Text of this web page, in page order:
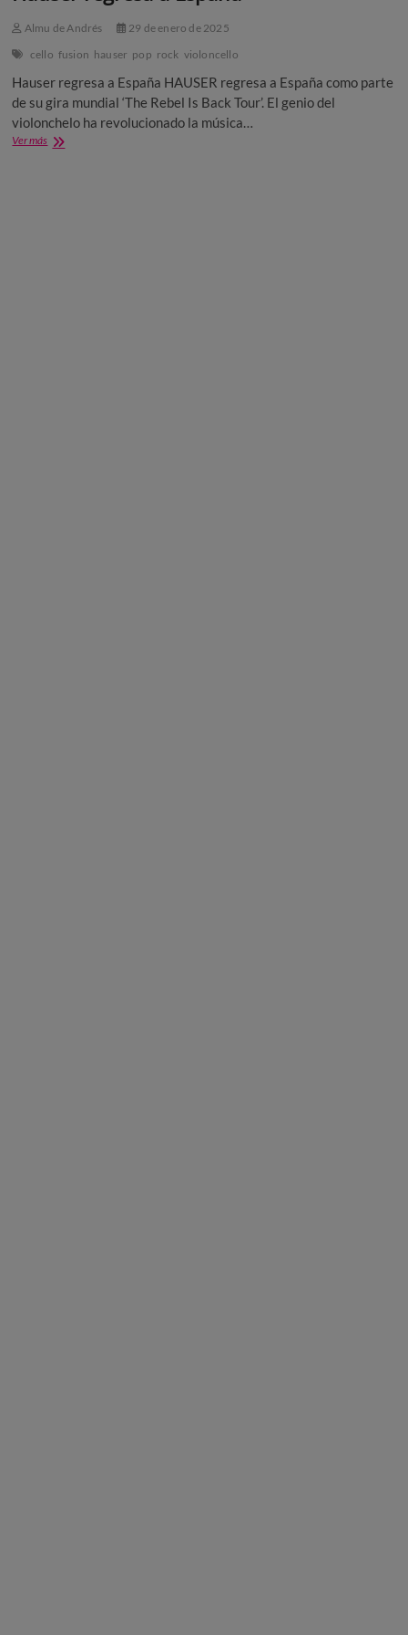
Almu de Andrés
29 de enero de 2025
cello fusion hauser pop rock violoncello
Hauser regresa a España HAUSER regresa a España como parte
de su gira mundial ‘The Rebel Is Back Tour’. El genio del
violonchelo ha revolucionado la música…
Ver másHauser